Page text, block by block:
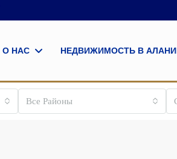
О НАС НЕДВИЖИМОСТЬ В
Все Районы